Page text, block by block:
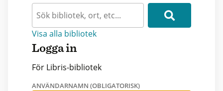
Visa alla bibliotek
Logga in
För Libris-bibliotek
ANVÄNDARNAMN (OBLIGATORISK)